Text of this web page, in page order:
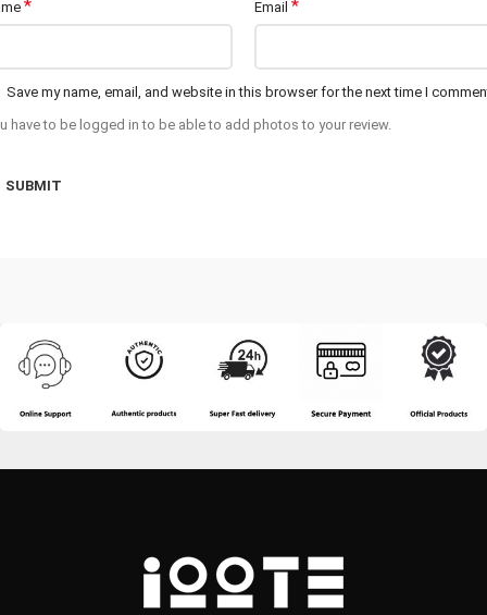
* Email *
Save my name, email, and website in this browser for the next time I
have to be logged in to be able to add photos to your review.